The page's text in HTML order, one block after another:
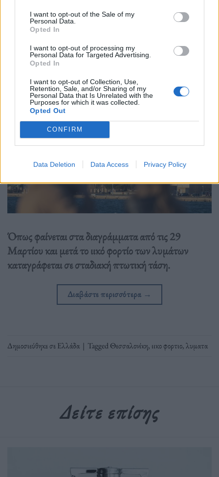
I want to opt-out of the Sale of my
Personal Data.
Opted In
I want to opt-out of processing my
Personal Data for Targeted Advertising.
Opted In
I want to opt-out of Collection, Use,
Retention, Sale, and/or Sharing of my
Personal Data that Is Unrelated with the
Purposes for which it was collected.
Opted Out
CONFIRM
Data Deletion Data Access Privacy Policy
Όπως φαίνεται στα διαγράμματα από τις 29
Μαρτίου και μετά το ιικό φορτίο των λυμάτων
καταγράφεται σε σταδιακή πτωτική τάση.
Διαβάστε περισσότερα →
Δημοσιεύθηκε σεΕλλάδα | TaggedΘεσσαλονίκη, ιικο φορτιο,λυματα
Δείτε επίσης